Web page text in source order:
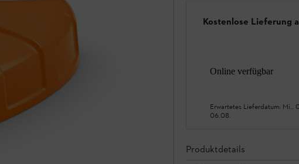
Kostenlose Lieferung
Online verfügbar
Erwartetes Lieferdatum: Mi.,
06.08.
Produktdetails